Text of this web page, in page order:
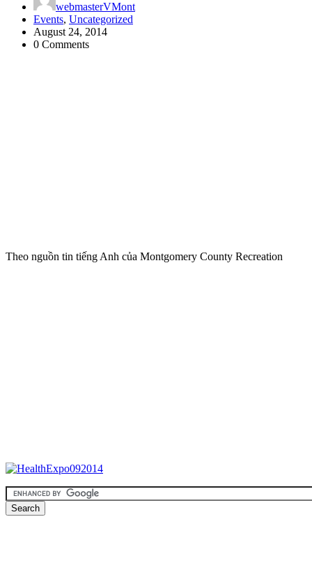
webmasterVMont
Events, Uncategorized
August 24, 2014
0 Comments
Theo nguồn tin tiếng Anh của Montgomery County Recreation